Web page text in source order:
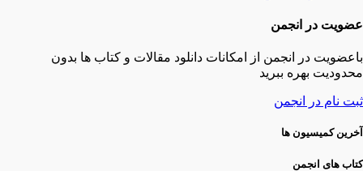
عضویت در انجمن
باعضویت در انجمن از امکانات دانلود مقالات و کتاب ها بدون
محدودیت بهره ببرید
ثبت نام در انجمن
آخرین کمیسیون ها
کتاب های انجمن